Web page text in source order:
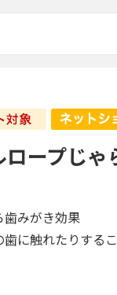
ープじゃ
歯みがき効果
に触れたりする